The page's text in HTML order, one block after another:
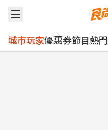
城市玩家優惠券節目熱門